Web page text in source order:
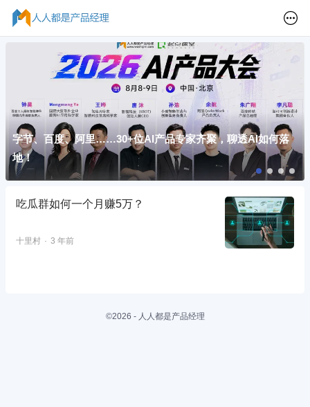
字节、百度、阿里……30+位AI产品专家齐聚，聊透AI如何落
地！
吃瓜群如何一个月赚5万？
十里村 3 年前
©2026 - 人人都是产品经理